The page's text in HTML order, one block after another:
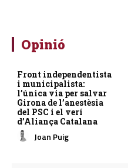
Opinió
Front independentista
i municipalista:
l’única via per salvar
Girona de l’anestèsia
del PSC i el verí
d’Aliança Catalana
Joan Puig